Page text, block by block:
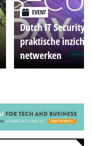
EVENT
Dutch IT Security
praktische
netwerken